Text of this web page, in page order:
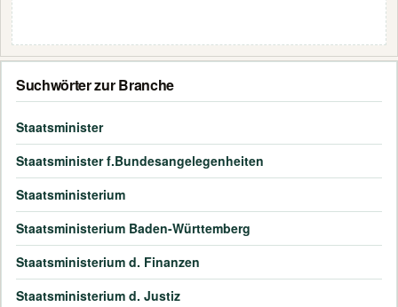
Suchwörter zur Branche
Staatsminister
Staatsminister f.Bundesangelegenheiten
Staatsministerium
Staatsministerium Baden-Württemberg
Staatsministerium d. Finanzen
Staatsministerium d. Justiz